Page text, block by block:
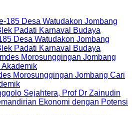
Desa Watudakon Jombang
Padati Karnaval Budaya
Morosunggingan Jombang Cari